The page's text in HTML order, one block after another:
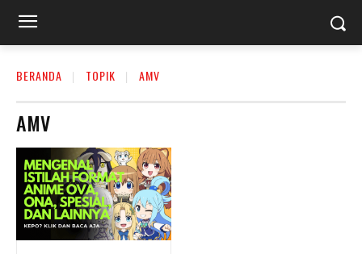
BERANDA TOPIK AMV
AMV